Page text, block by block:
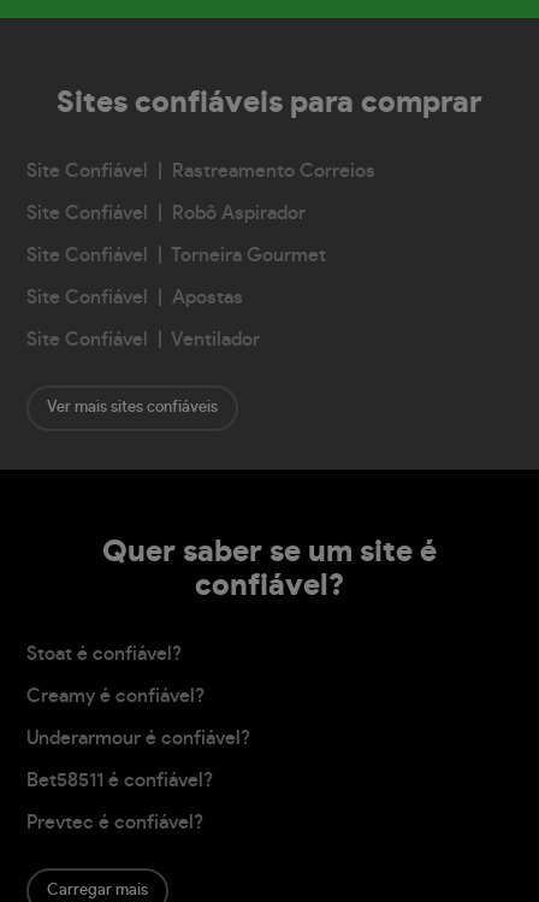
Sites confiáveis para comprar
Site Confiável | Rastreamento Correios
Site Confiável | Robô Aspirador
Site Confiável | Torneira Gourmet
Site Confiável | Apostas
Site Confiável | Ventilador
Ver mais sites confiáveis
Quer saber se um site é
confiável?
Stoat é confiável?
Creamy é confiável?
Underarmour é confiável?
Bet58511 é confiável?
Prevtec é confiável?
Carregar mais